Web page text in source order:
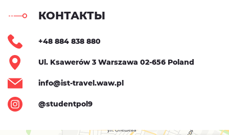
КОНТАКТЫ
+48 884 838 880
Ul. Ksawerów 3 Warszawa 02-656 Poland
info@ist-travel.waw.pl
@studentpol9